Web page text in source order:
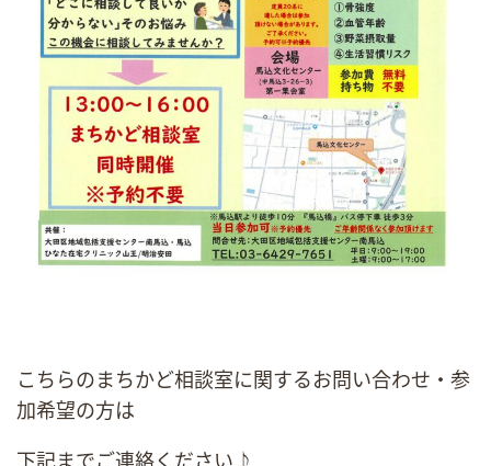
こちらのまちかど相談室に関するお問い合わせ・参
加希望の方は